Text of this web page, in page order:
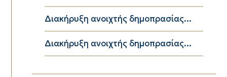
Διακήρυξη ανοιχτής δημοπρασίας...
Διακήρυξη ανοιχτής δημοπρασίας...